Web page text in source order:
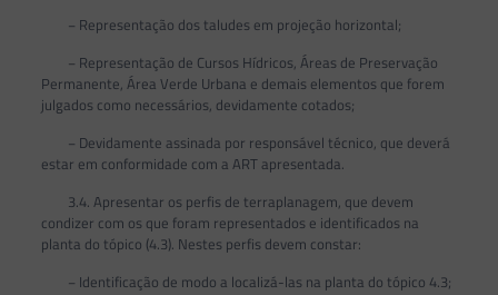
− Representação dos taludes em projeção horizontal;
− Representação de Cursos Hídricos, Áreas de Preservação
Permanente, Área Verde Urbana e demais elementos que forem
julgados como necessários, devidamente cotados;
− Devidamente assinada por responsável técnico, que deverá
estar em conformidade com a ART apresentada.
3.4. Apresentar os perfis de terraplanagem, que devem
condizer com os que foram representados e identificados na
planta do tópico (4.3). Nestes perfis devem constar:
− Identificação de modo a localizá-las na planta do tópico 4.3;